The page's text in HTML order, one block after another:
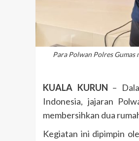
Para Polwan Polres
KUALA KURUN –
Indonesia, jajaran
membersihkan dua
Kegiatan ini dipimpin